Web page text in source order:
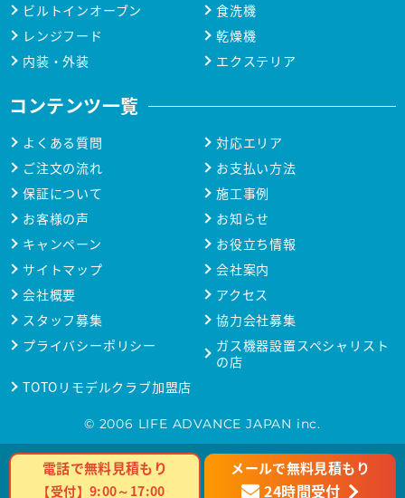
ビルトインオーブン
食洗機
レンジフード
乾燥機
内装・外装
エクステリア
コンテンツ一覧
よくある質問
対応エリア
ご注文の流れ
お支払い方法
保証について
施工事例
お客様の声
お知らせ
キャンペーン
お役立ち情報
サイトマップ
会社案内
会社概要
アクセス
スタッフ募集
協力会社募集
プライバシーポリシー
ガス機器設置スペシャリスト
の店
TOTOリモデルクラブ加盟店
© 2006 LIFE ADVANCE JAPAN inc.
電話で無料見積もり
【受付】9:00～17:00
メールで無料見積もり
24時間受付